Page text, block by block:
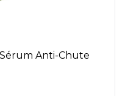
Anti-Chute